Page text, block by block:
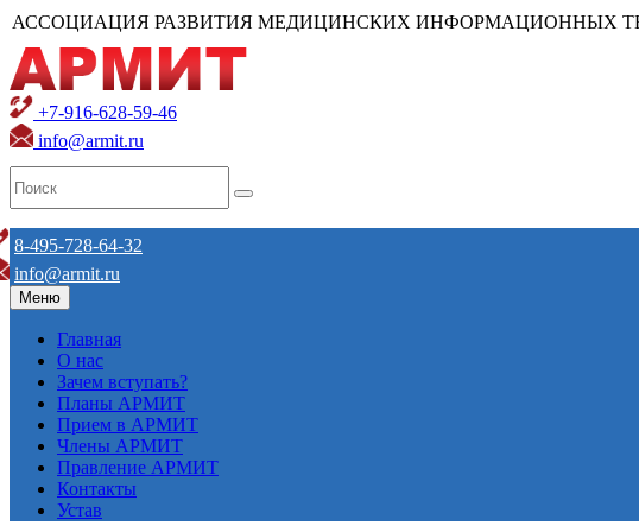
АССОЦИАЦИЯ РАЗВИТИЯ МЕДИЦИНСКИХ ИНФОРМАЦИОННЫХ
+7-916-628-59-46
info@armit.ru
8-495-728-64-32
info@armit.ru
Меню
Главная
О нас
Зачем вступать?
Планы АРМИТ
Прием в АРМИТ
Члены АРМИТ
Правление АРМИТ
Контакты
Устав